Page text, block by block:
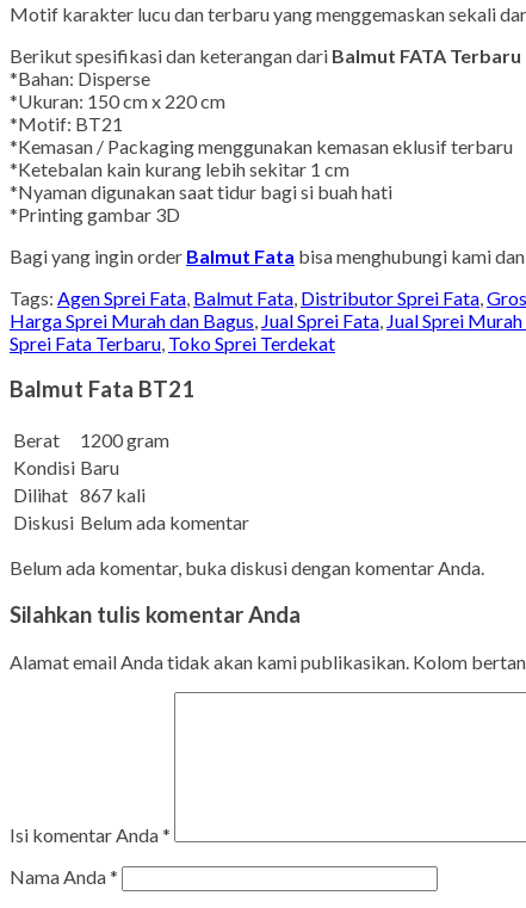
Motif karakter lucu dan terbaru yang menggemaskan sekali
Berikut spesifikasi dan keterangan dari Balmut FATA Terbaru
*Bahan: Disperse
*Ukuran: 150 cm x 220 cm
*Motif: BT21
*Kemasan / Packaging menggunakan kemasan eklusif terbaru
*Ketebalan kain kurang lebih sekitar 1 cm
*Nyaman digunakan saat tidur bagi si buah hati
*Printing gambar 3D
Bagi yang ingin order Balmut Fata bisa menghubungi kami
Tags: Agen Sprei Fata Balmut Fata Distributor Sprei Fata
Harga Sprei Murah dan Bagus Jual Sprei Fata Jual Sprei
Sprei Fata Terbaru Toko Sprei Terdekat
Balmut Fata BT21
Berat
1200 gram
Kondisi Baru
Dilihat 867 kali
Diskusi Belum ada komentar
Belum ada komentar, buka diskusi dengan komentar Anda.
Silahkan tulis komentar Anda
Alamat email Anda tidak akan kami publikasikan. Kolom
Isi komentar Anda*
Nama Anda*